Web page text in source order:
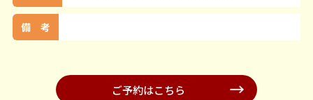
備 考
ご予約はこちら